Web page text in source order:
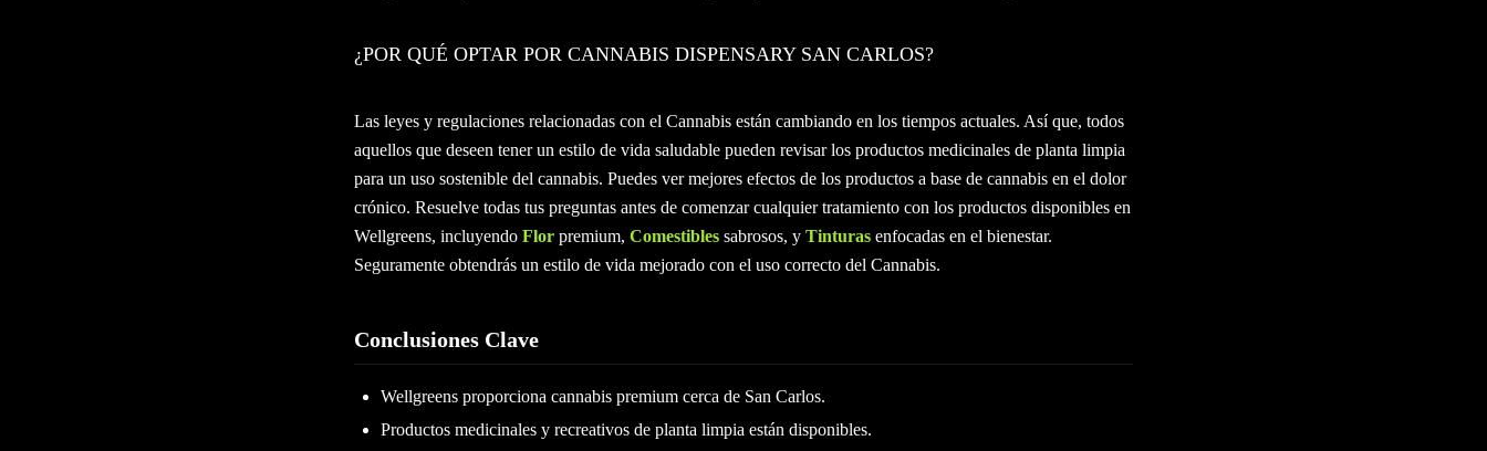
¿POR QUÉ OPTAR POR CANNABIS DISPENSARY SAN CARLOS?
Las leyes y regulaciones relacionadas con el Cannabis están cambiando en los tiempos actuales. Así que, todos
aquellos que deseen tener un estilo de vida saludable pueden revisar los productos medicinales de planta limpia
para un uso sostenible del cannabis. Puedes ver mejores efectos de los productos a base de cannabis en el dolor
crónico. Resuelve todas tus preguntas antes de comenzar cualquier tratamiento con los productos disponibles en
Wellgreens, incluyendo Flor premium, Comestibles sabrosos, y Tinturas enfocadas en el bienestar.
Seguramente obtendrás un estilo de vida mejorado con el uso correcto del Cannabis.
Conclusiones Clave
Wellgreens proporciona cannabis premium cerca de San Carlos.
Productos medicinales y recreativos de planta limpia están disponibles.